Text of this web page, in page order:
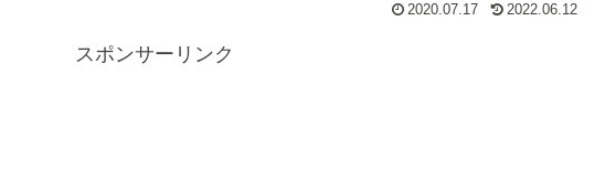
2020.07.17 2022.06.12
スポンサーリンク